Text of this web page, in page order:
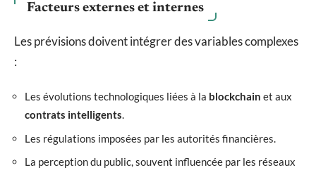
Facteurs externes et internes
Les prévisions doivent intégrer des variables complexes
:
Les évolutions technologiques liées à la blockchain et aux
contrats intelligents.
Les régulations imposées par les autorités financières.
La perception du public, souvent influencée par les réseaux